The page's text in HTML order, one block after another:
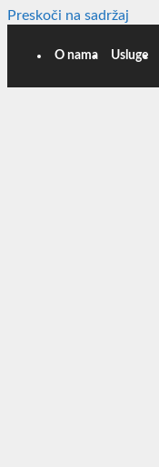
Preskoči na sadržaj
O nama Usluge